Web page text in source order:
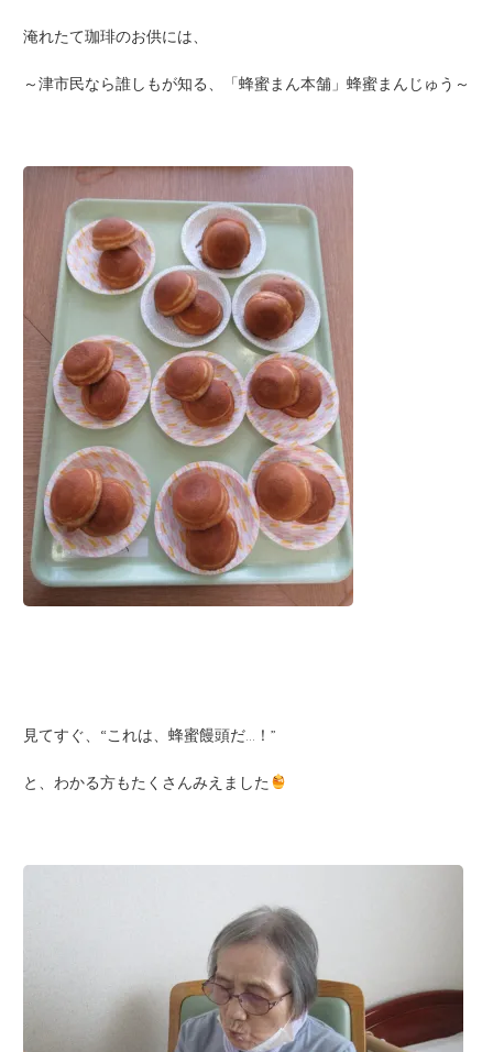
淹れたて珈琲のお供には、
～津市民なら誰しもが知る、「蜂蜜まん本舗」蜂蜜まんじゅう～
見てすぐ、“これは、蜂蜜饅頭だ…！”
と、わかる方もたくさんみえました